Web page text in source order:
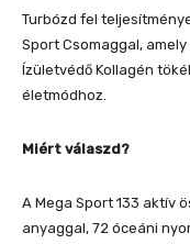
Turbózd fel
Sport Csomaggal,
Ízületvédő Kollagén
életmódhoz.
Miért válaszd?
A Mega Sport 133 aktív
anyaggal, 72 óceáni